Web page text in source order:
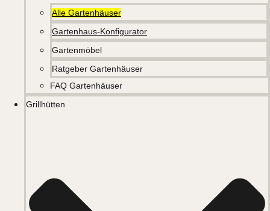
Alle Gartenhäuser
Gartenhaus-Konfigurator
Gartenmöbel
Ratgeber Gartenhäuser
FAQ Gartenhäuser
Grillhütten